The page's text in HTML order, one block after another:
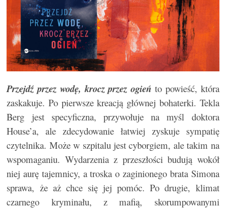
Przejdź przez wodę, krocz przez ogień to powieść, która
zaskakuje. Po pierwsze kreacją głównej bohaterki. Tekla
Berg jest specyficzna, przywołuje na myśl doktora
House’a, ale zdecydowanie łatwiej zyskuje sympatię
czytelnika. Może w szpitalu jest cyborgiem, ale takim na
wspomaganiu. Wydarzenia z przeszłości budują wokół
niej aurę tajemnicy, a troska o zaginionego brata Simona
sprawa, że aż chce się jej pomóc. Po drugie, klimat
czarnego kryminału, z mafią, skorumpowanymi